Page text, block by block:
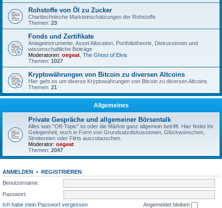
Rohstoffe von Öl zu Zucker
Charttechnische Markteinschätzungen der Rohstoffe
Themen: 23
Fonds und Zertifikate
Anlageinstrumente, Asset Allocation, Portfoliotheorie, Diskussionen und
wissenschaftliche Beiträge
Moderatoren: oegeat The Ghost of Elvis
Themen: 1027
Kryptowährungen von Bitcoin zu diversen Altcoins
Hier geht es um diverse Kryptowährungen von Bitcoin zu diversen Altcoins.
Themen: 21
Allgemeines
Private Gespräche und allgemeiner Börsentalk
Alles was "Off-Topic" ist oder die Märkte ganz allgemein betrifft. Hier findet Ihr
Gelegenheit, euch in Form von Grundsatzdiskussionen, Glückwünschen,
Streitereien oder Flirts auszutauschen.
Moderator: oegeat
Themen: 2047
ANMELDEN • REGISTRIEREN
Benutzername:
Passwort:
Ich habe mein Passwort vergessen
Angemeldet bleiben